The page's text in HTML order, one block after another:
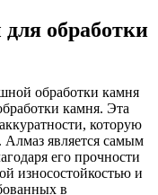
обработки
обработки камня
камня. Эта
которую
является самым
его прочности
износостойкостью и
в